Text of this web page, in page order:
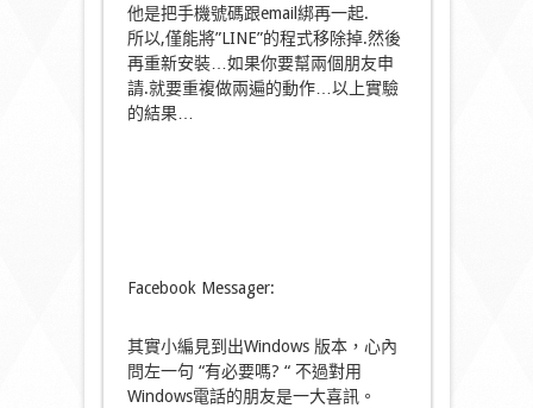
他是把手機號碼跟email綁再一起.
所以,僅能將”LINE”的程式移除掉.然後
再重新安裝…如果你要幫兩個朋友申
請.就要重複做兩遍的動作…以上實驗
的結果…
Facebook Messager:
其實小編見到出Windows 版本，心內
問左一句 “有必要嗎? “ 不過對用
Windows電話的朋友是一大喜訊。